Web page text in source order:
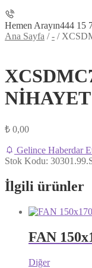
Hemen Arayın444 15
Ana Sayfa /- /
₺ 0,00
Gelince Haberdar
Stok Kodu:
İlgili ürünler
FAN
Diğer